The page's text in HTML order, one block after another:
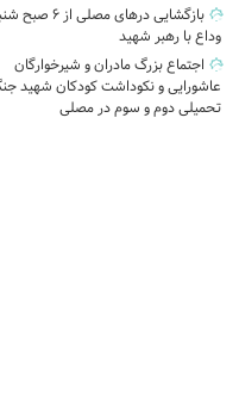
بازگشایی درهای
وداع با رهبر شهید
اجتماع بزرگ مادران و شیرخوارگان
عاشورایی و نکوداشت کودکان شهید
تحمیلی دوم و سوم در مصلی